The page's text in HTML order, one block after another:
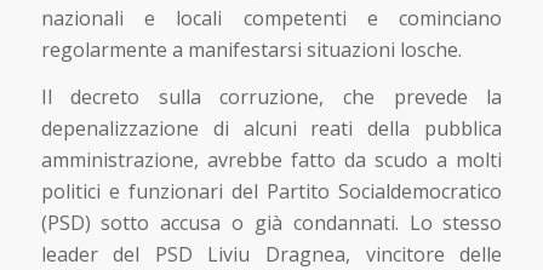
nazionali e locali competenti e cominciano
regolarmente a manifestarsi situazioni losche.
Il decreto sulla corruzione, che prevede la
depenalizzazione di alcuni reati della pubblica
amministrazione, avrebbe fatto da scudo a molti
politici e funzionari del Partito Socialdemocratico
(PSD) sotto accusa o già condannati. Lo stesso
leader del PSD Liviu Dragnea, vincitore delle